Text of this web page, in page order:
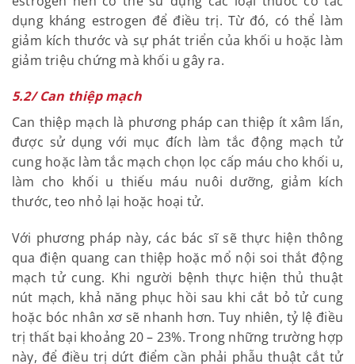
thai để có thể cải thiện khả năng sinh sản. Hiện nay,
để điều trị u xơ có thể sử dụng các phương pháp
sau:
5.1/ Điều trị nội khoa
Có giả thuyết cho rằng phụ nữ bị
u xơ tử cunglà do
estrogen nên có thể sử dụng các loại thuốc có tác
dụng kháng estrogen để điều trị. Từ đó, có thể làm
giảm kích thước và sự phát triển của khối u hoặc
làm giảm triệu chứng mà khối u gây ra.
Can thiệp mạch là phương pháp can thiệp ít xâm
lấn, được sử dụng với mục đích làm tắc động mạch
tử cung hoặc làm tắc mạch chọn lọc cấp máu cho
khối u, làm cho khối u thiếu máu nuôi dưỡng, giảm
kích thước, teo nhỏ lại hoặc hoại tử.